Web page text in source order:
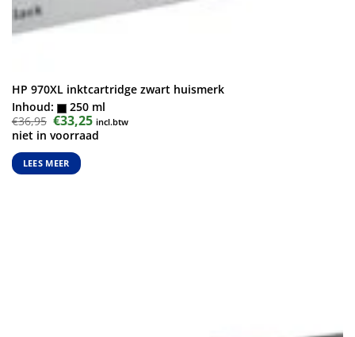
HP 970XL inktcartridge zwart huismerk
Inhoud:
250 ml
€36,95 Oorspronkelijke
prijs
was:
€36,95.
€33,25Huidige
prijs
is:
incl.btw
niet in voorraad
LEES MEER